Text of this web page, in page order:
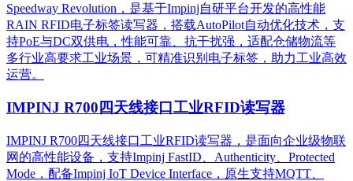
Speedway Revolution，是基于Impinj自研平台开发的高性能
RAIN RFID电子标签读写器，搭载AutoPilot自动优化技术，支
持PoE与DC双供电，性能可靠、抗干扰强，适配仓储物流等
多行业高要求工业场景，可精准识别电子标签，助力工业高效
运营。​
IMPINJ R700四天线接口工业RFID读写器
IMPINJ R700四天线接口工业RFID读写器，是面向企业级物联
网的高性能设备，支持Impinj FastID、Authenticity、Protected
Mode，配备Impinj IoT Device Interface，原生支持MQTT、